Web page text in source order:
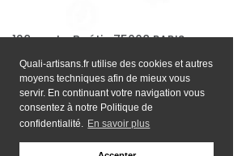
Quali-artisans.fr utilise des cookies et autres
moyens techniques afin de mieux vous
servir. En continuant votre navigation vous
consentez à notre Politique de
confidentialité. En savoir plus
128 rue La Boétie 75008 PARIS
Email: contact@quali-artisans.fr